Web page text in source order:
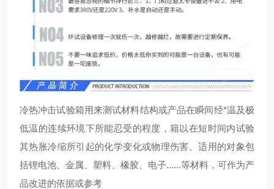
冷热冲击试验箱用来测试材料结构或产品在瞬间经*温及极
低温的连续环境下所能忍受的程度，籍以在短时间内试验
其热胀冷缩所引起的化学变化或物理伤害。适用的对象包
括锂电池、金属、塑料、橡胶、电子......等材料，可作为产
品改进的依据或参考